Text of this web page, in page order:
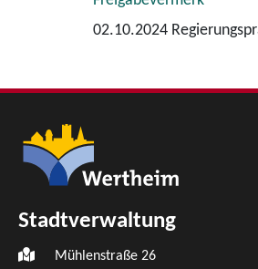
02.10.2024
Stadtverwaltung
Mühlenstraße 26